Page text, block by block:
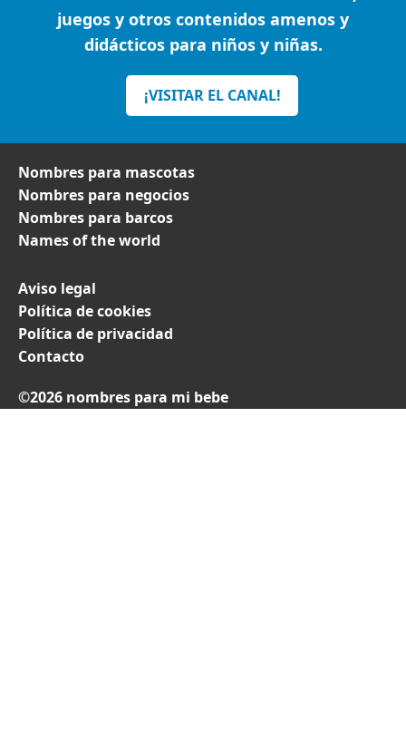
juegos y otros contenidos amenos y
didácticos para niños y niñas.
¡VISITAR EL CANAL!
Nombres para mascotas
Nombres para negocios
Nombres para barcos
Names of the world
Aviso legal
Política de cookies
Política de privacidad
Contacto
©2026 nombres para mi bebe